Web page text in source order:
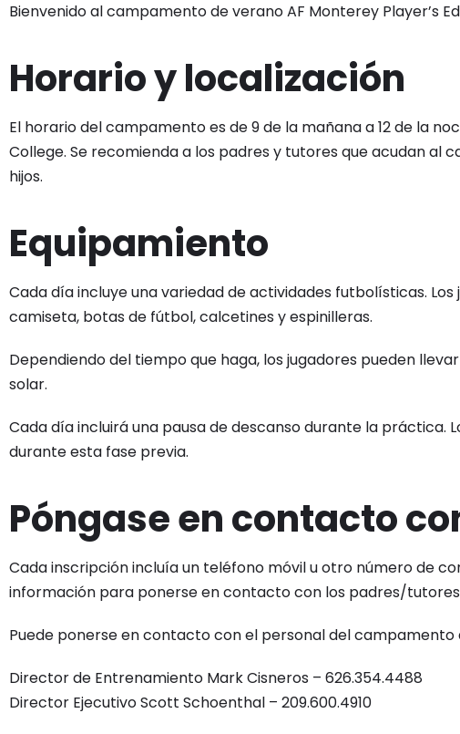
Bienvenido al campamento de verano AF Monterey Player’s
Horario y localización
El horario del campamento es de 9 de la mañana a 12 de la
College. Se recomienda a los padres y tutores que acudan al
hijos.
Equipamiento
Cada día incluye una variedad de actividades futbolísticas.
camiseta, botas de fútbol, calcetines y espinilleras.
Dependiendo del tiempo que haga, los jugadores pueden
solar.
Cada día incluirá una pausa de descanso durante la
durante esta fase previa.
Póngase en contacto
Cada inscripción incluía un teléfono móvil u otro número de
información para ponerse en contacto con los padres/
Puede ponerse en contacto con el personal del campamento
Director de Entrenamiento Mark Cisneros – 626.354.4488
Director Ejecutivo Scott Schoenthal – 209.600.4910